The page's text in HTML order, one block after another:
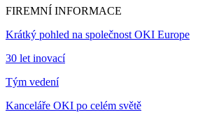
FIREMNÍ INFORMACE
Krátký pohled na společnost OKI Europe
30 let inovací
Tým vedení
Kanceláře OKI po celém světě